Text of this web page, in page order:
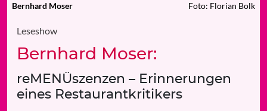
Bernhard Moser Foto: Florian Bolk
Leseshow
Bernhard Moser:
reMENÜszenzen – Erinnerungen
eines Restaurantkritikers